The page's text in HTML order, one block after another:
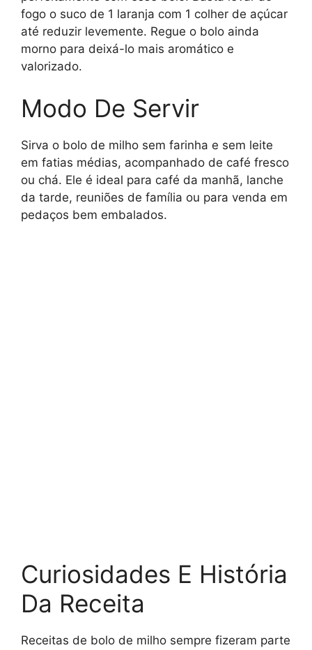
fogo o suco de 1 laranja com 1 colher de açúcar
até reduzir levemente. Regue o bolo ainda
morno para deixá-lo mais aromático e
valorizado.
Modo De Servir
Sirva o bolo de milho sem farinha e sem leite
em fatias médias, acompanhado de café fresco
ou chá. Ele é ideal para café da manhã, lanche
da tarde, reuniões de família ou para venda em
pedaços bem embalados.
Curiosidades E História
Da Receita
Receitas de bolo de milho sempre fizeram parte